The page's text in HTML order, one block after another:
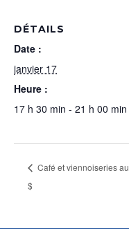
DÉTAILS
Date :
janvier 17
Heure :
17 h 30 min - 21 h 00 min
Café et viennoiseries
$